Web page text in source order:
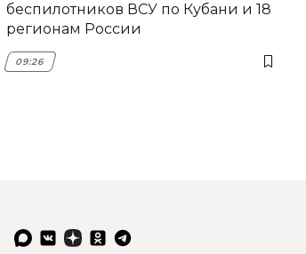
беспилотников ВСУ по Кубани и 18
регионам России
09:26